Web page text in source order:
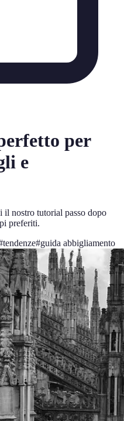
per
e
il nostro tutorial passo dopo
preferiti.
tendenze#guida abbigliamento